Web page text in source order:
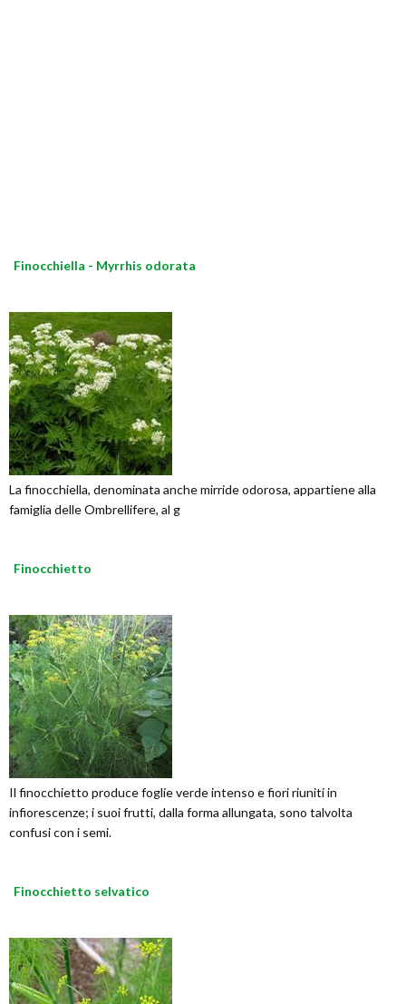
Finocchiella - Myrrhis odorata
La finocchiella, denominata anche mirride odorosa, appartiene alla
famiglia delle Ombrellifere, al g
Finocchietto
Il finocchietto produce foglie verde intenso e fiori riuniti in
infiorescenze; i suoi frutti, dalla forma allungata, sono talvolta
confusi con i semi.
Finocchietto selvatico